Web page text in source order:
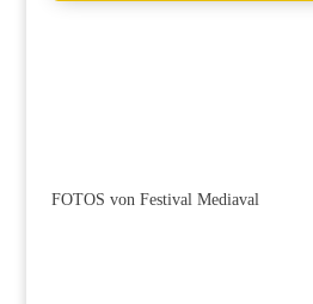
FOTOS von Festival Mediaval